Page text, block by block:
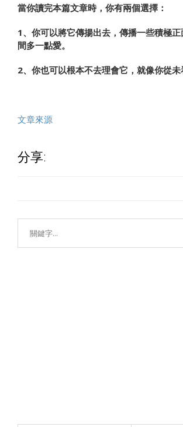
當你讀完本篇文章時，你有兩個選擇：
1、你可以將它傳揚出去，傳播一些積極
間多一點愛。
2、你也可以根本不去理會它，就像你從未
文章來源
分享: